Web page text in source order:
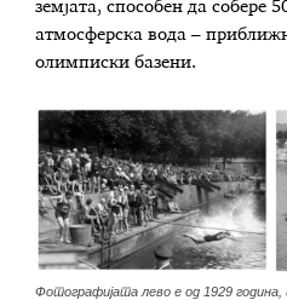
земјата, способен да собере
атмосферска вода –
олимписки базени.
Фотографијата лево е од 1929